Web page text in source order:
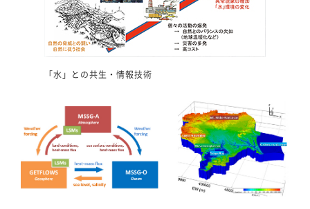
「水」との共生・情報技術